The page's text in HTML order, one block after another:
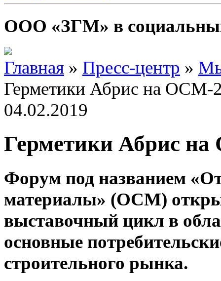
ООО «ЗГМ» в
Главная » Пресс-центр »
Герметики Абрис на ОСМ-
04.02.2019
Герметики Абрис
Форум под названием
материалы» (ОСМ)
выставочный цикл в
основные
строительного рынка.